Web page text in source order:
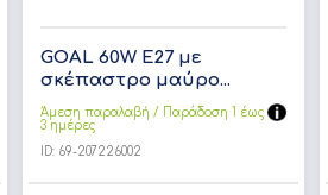
GOAL 60W Ε27 με
σκέπαστρο μαύρο...
Άμεση παραλαβή / Παράδoση 1 έως
3 ημέρες
ID: 69-207226002